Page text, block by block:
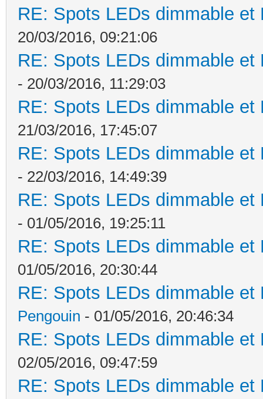
RE: Spots LEDs dimmable
20/03/2016, 09:21:06
RE: Spots LEDs dimmable
- 20/03/2016, 11:29:03
RE: Spots LEDs dimmable
21/03/2016, 17:45:07
RE: Spots LEDs dimmable
- 22/03/2016, 14:49:39
RE: Spots LEDs dimmable
- 01/05/2016, 19:25:11
RE: Spots LEDs dimmable
01/05/2016, 20:30:44
RE: Spots LEDs dimmable
Pengouin - 01/05/2016, 20:46:34
RE: Spots LEDs dimmable
02/05/2016, 09:47:59
RE: Spots LEDs dimmable